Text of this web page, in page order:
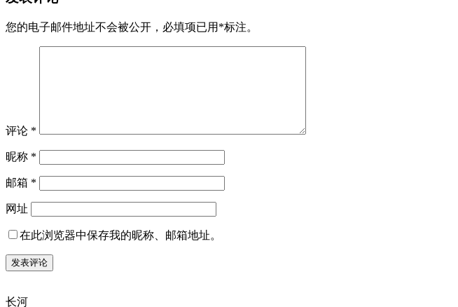
您的电子邮件地址不会被公开， 必填项已用 *标注。
评论 *
昵称 *
邮箱 *
网址
在此浏览器中保存我的昵称、邮箱地址。
长河